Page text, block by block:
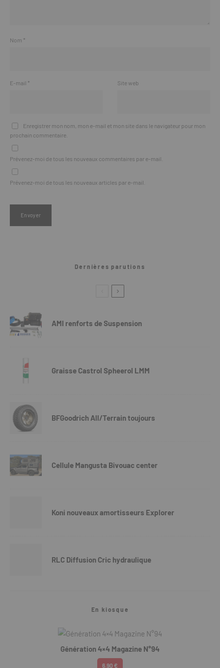
Nom *
E-mail * Site web
Enregistrer mon nom, mon e-mail et mon site dans le navigateur pour mon
prochain commentaire.
Prévenez-moi de tous les nouveaux commentaires par e-mail.
Prévenez-moi de tous les nouveaux articles par e-mail.
Dernières parutions
AMI renforts de Suspension
Graisse Castrol Spheerol LMM
BFGoodrich All/Terrain toujours
Cellule Mangusta Bivouac center
Koni nouveaux amortisseurs Explorer
RLC Diffusion Cric hydraulique
En kiosque
Génération 4×4 Magazine N°94
6.90 €